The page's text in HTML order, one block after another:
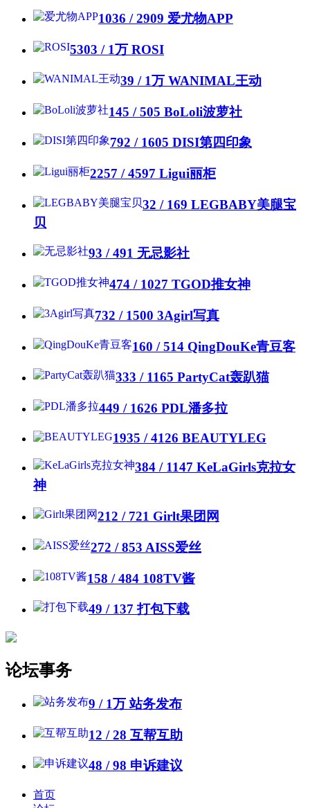
1036 / 2909 爱尤物APP
5303 / 1万 ROSI
39 / 1万 WANIMAL王动
145 / 505 BoLoli波萝社
792 / 1605 DISI第四印象
2257 / 4597 Ligui丽柜
32 / 169 LEGBABY美腿宝
贝
93 / 491 无忌影社
474 / 1027 TGOD推女神
732 / 1500 3Agirl写真
160 / 514 QingDouKe青豆客
333 / 1165 PartyCat轰趴猫
449 / 1626 PDL潘多拉
1935 / 4126 BEAUTYLEG
384 / 1147 KeLaGirls克拉女
神
212 / 721 Girlt果团网
272 / 853 AISS爱丝
158 / 484 108TV酱
49 / 137 打包下载
论坛事务
9 / 1万 站务发布
12 / 28 互帮互助
48 / 98 申诉建议
首页